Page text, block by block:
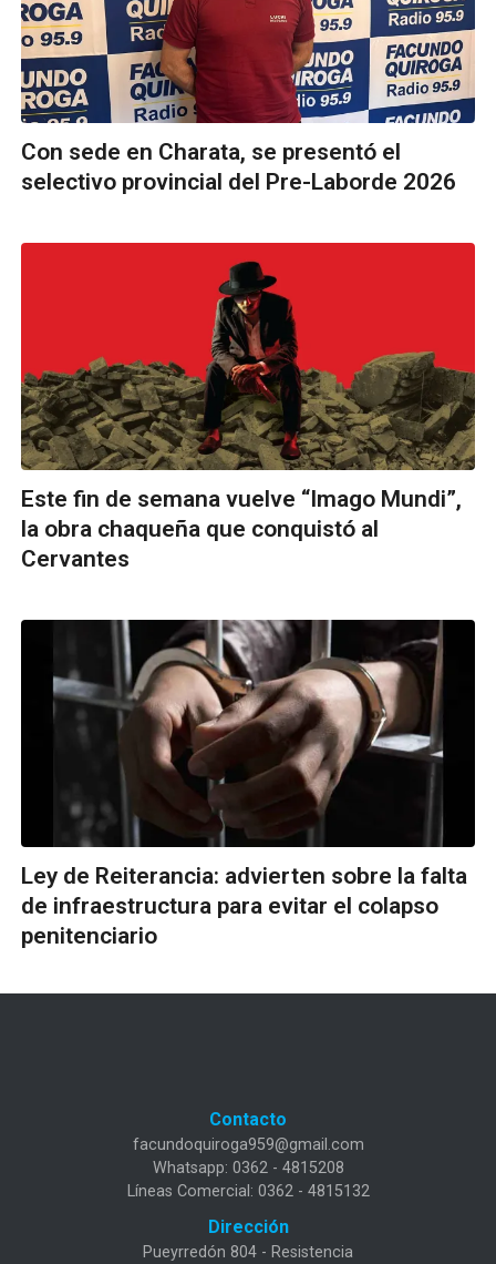
Con sede en Charata, se presentó el
selectivo provincial del Pre-Laborde 2026
Este fin de semana vuelve “Imago Mundi”,
la obra chaqueña que conquistó al
Cervantes
Ley de Reiterancia: advierten sobre la falta
de infraestructura para evitar el colapso
penitenciario
Contacto
facundoquiroga959@gmail.com
Whatsapp: 0362 - 4815208
Líneas Comercial: 0362 - 4815132
Dirección
Pueyrredón 804 - Resistencia